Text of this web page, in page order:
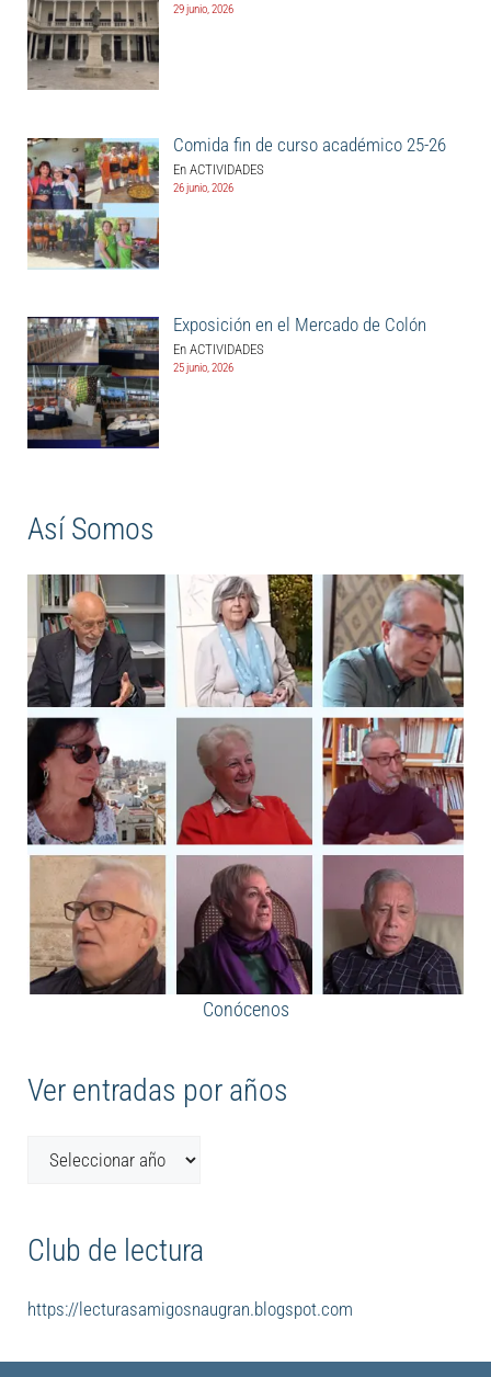
29 junio, 2026
Comida fin de curso académico 25-26
En ACTIVIDADES
26 junio, 2026
Exposición en el Mercado de Colón
En ACTIVIDADES
25 junio, 2026
Así Somos
Conócenos
Ver entradas por años
Club de lectura
https://lecturasamigosnaugran.blogspot.com